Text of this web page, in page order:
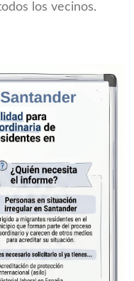
los vecinos.